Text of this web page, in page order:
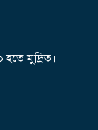
হতে মুদ্রিত।